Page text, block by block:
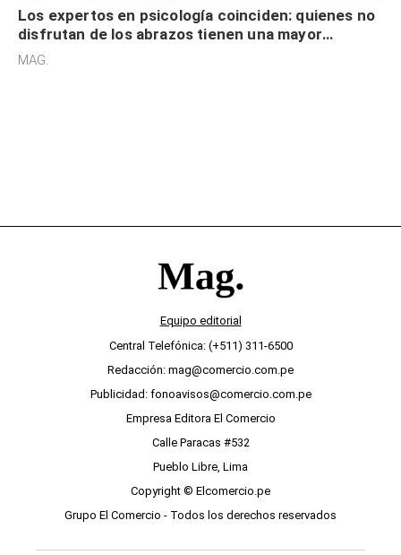
Los expertos en psicología coinciden: quienes no
disfrutan de los abrazos tienen una mayor
sensibilidad a los estímulos físicos y no es por
MAG.
Equipo editorial
Central Telefónica: (+511) 311-6500
Redacción: mag@comercio.com.pe
Publicidad: fonoavisos@comercio.com.pe
Empresa Editora El Comercio
Calle Paracas #532
Pueblo Libre, Lima
Copyright © Elcomercio.pe
Grupo El Comercio - Todos los derechos reservados